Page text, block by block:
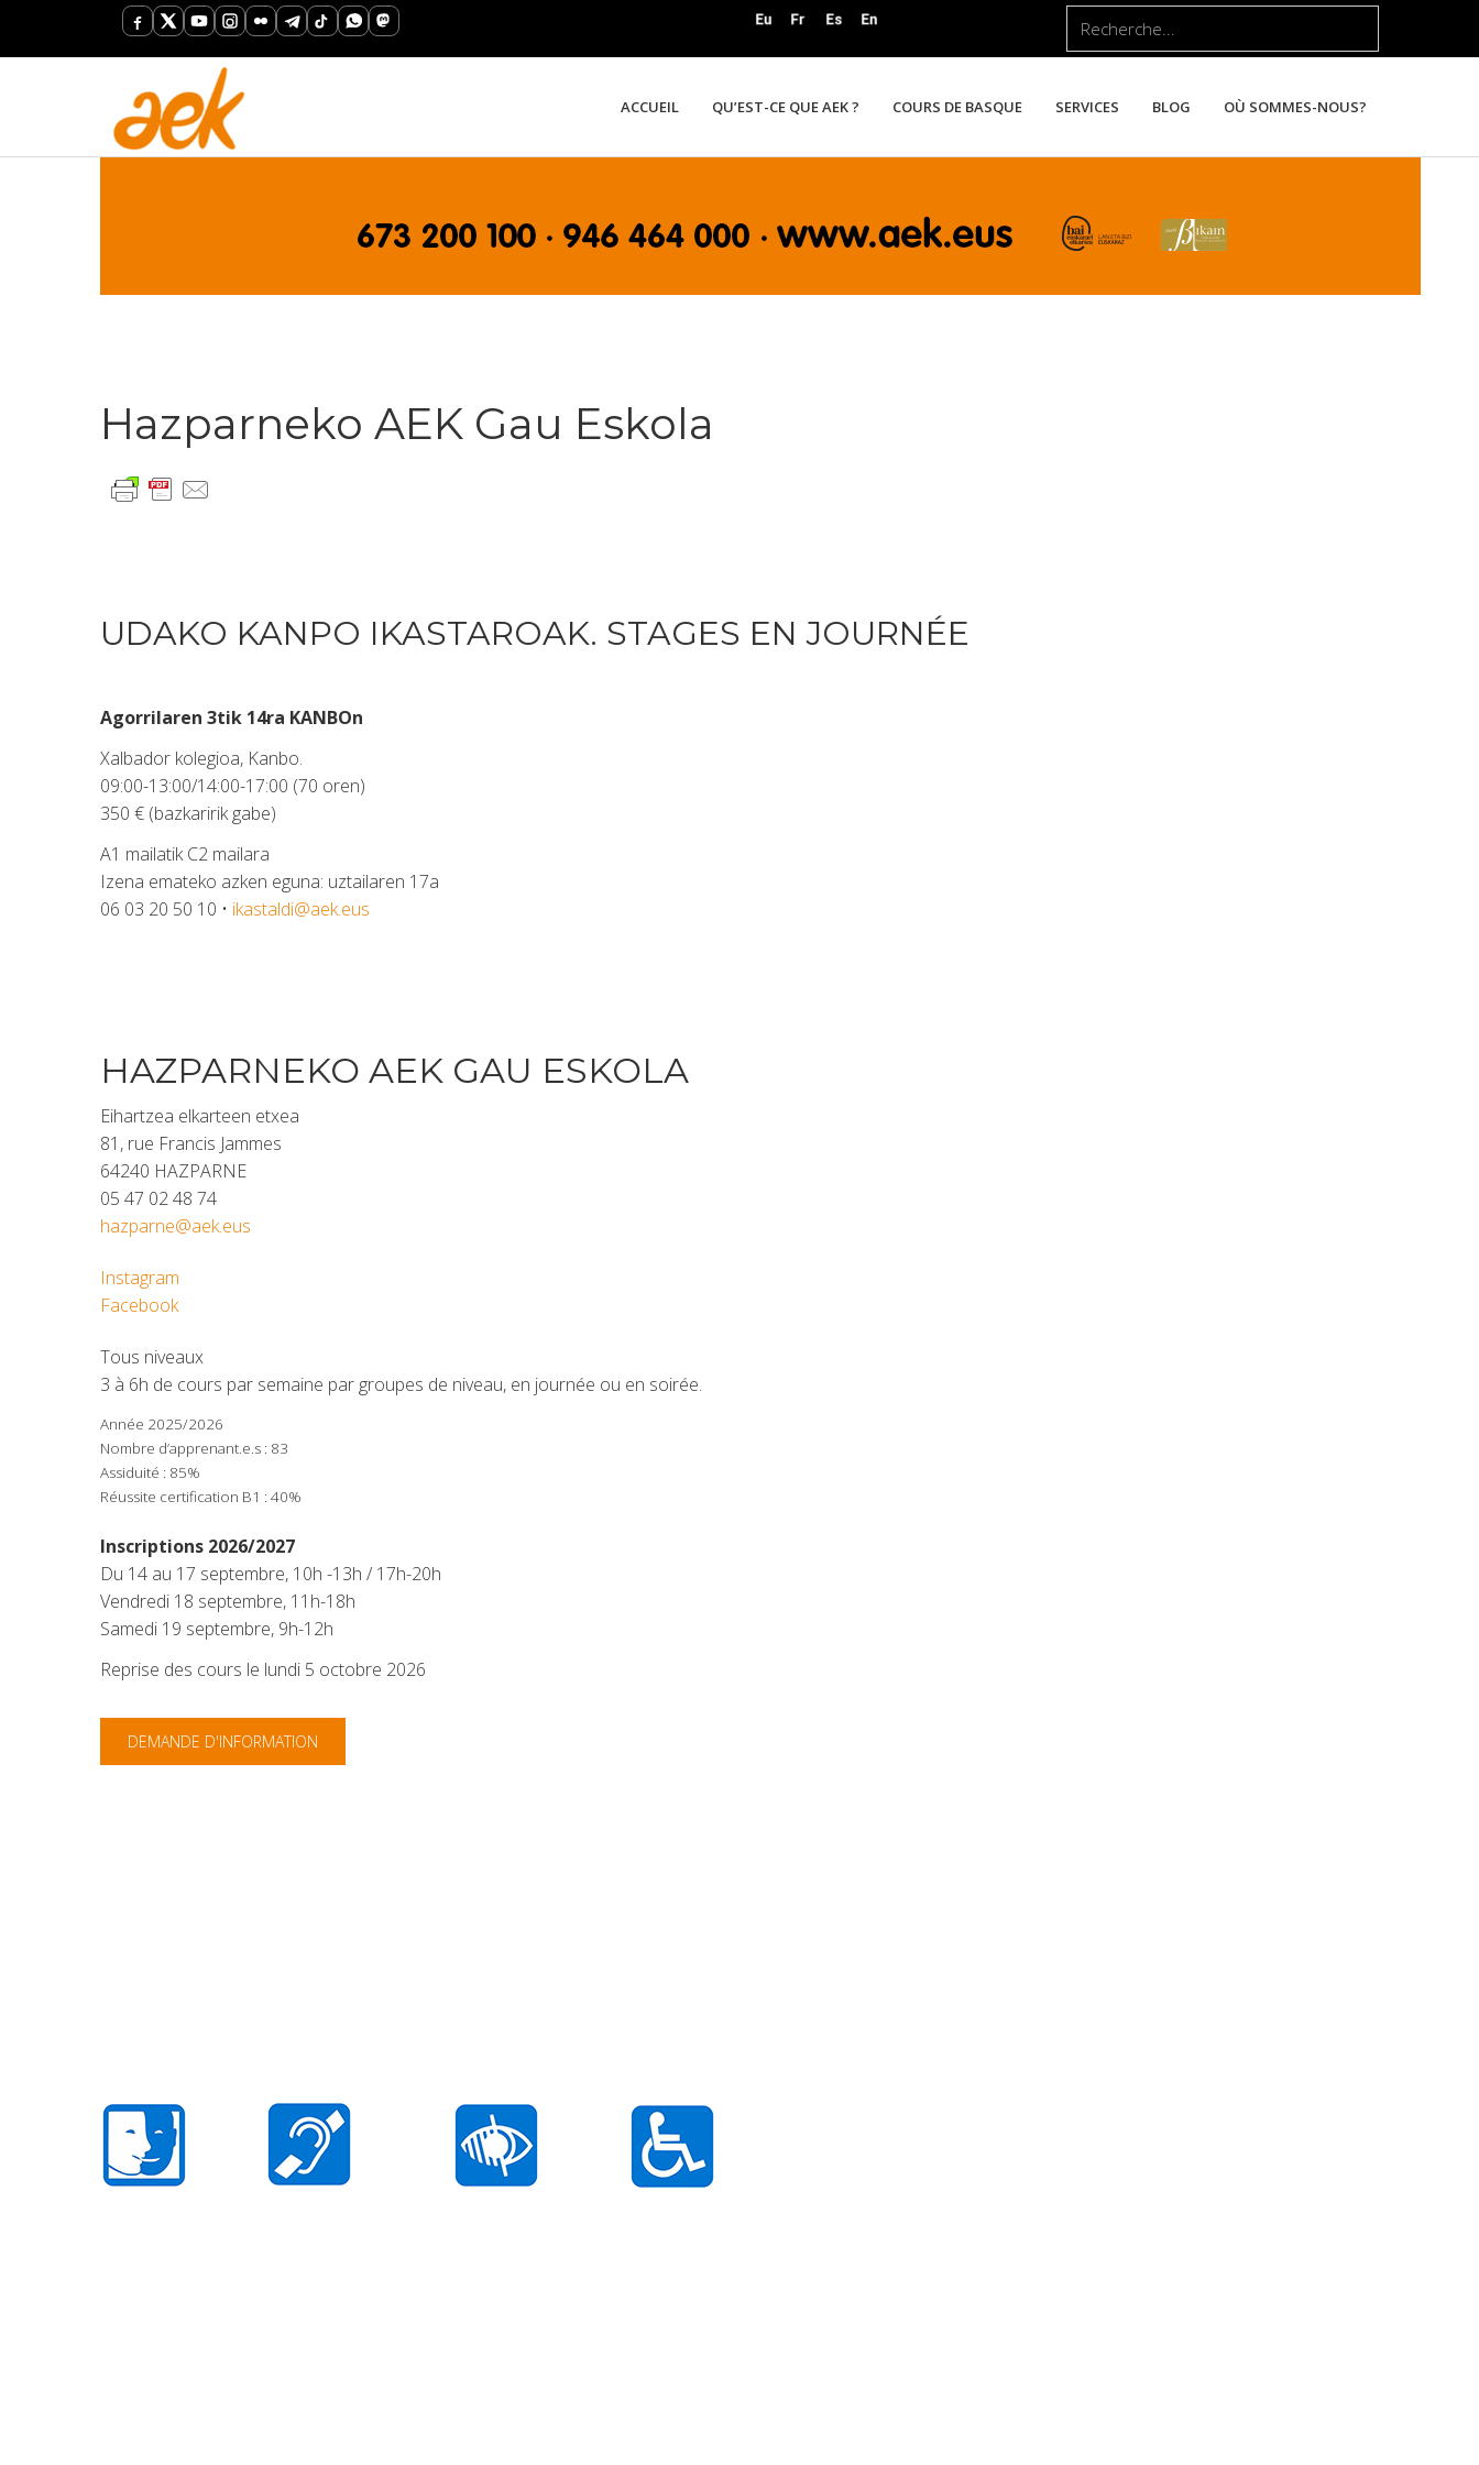
ACCUEIL QU’EST-CE QUE AEK ? COURS DE BASQUE SERVICES BLOG OÙ SOMMES-NOUS?
Hazparneko AEK Gau Eskola
UDAKO KANPO IKASTAROAK. STAGES EN JOURNÉE
Agorrilaren 3tik 14ra KANBOn
Xalbador kolegioa, Kanbo.
09:00-13:00/14:00-17:00 (70 oren)
350 € (bazkaririk gabe)
A1 mailatik C2 mailara
Izena emateko azken eguna: uztailaren 17a
06 03 20 50 10 • ikastaldi@aek.eus
HAZPARNEKO AEK GAU ESKOLA
Eihartzea elkarteen etxea
81, rue Francis Jammes
64240 HAZPARNE
05 47 02 48 74
hazparne@aek.eus
Instagram
Facebook
Tous niveaux
3 à 6h de cours par semaine par groupes de niveau, en journée ou en soirée.
Année 2025/2026
Nombre d’apprenant.e.s : 83
Assiduité : 85%
Réussite certification B1 : 40%
Inscriptions 2026/2027
Du 14 au 17 septembre, 10h -13h / 17h-20h
Vendredi 18 septembre, 11h-18h
Samedi 19 septembre, 9h-12h
Reprise des cours le lundi 5 octobre 2026
DEMANDE D'INFORMATION